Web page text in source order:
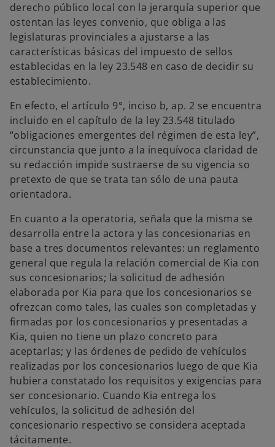
derecho público local con la jerarquía superior que
ostentan las leyes convenio, que obliga a las
legislaturas provinciales a ajustarse a las
características básicas del impuesto de sellos
establecidas en la ley 23.548 en caso de decidir su
establecimiento.
En efecto, el artículo 9°, inciso b, ap. 2 se encuentra
incluido en el capítulo de la ley 23.548 titulado
“obligaciones emergentes del régimen de esta ley”,
circunstancia que junto a la inequívoca claridad de
su redacción impide sustraerse de su vigencia so
pretexto de que se trata tan sólo de una pauta
orientadora.
En cuanto a la operatoria, señala que la misma se
desarrolla entre la actora y las concesionarias en
base a tres documentos relevantes: un reglamento
general que regula la relación comercial de Kia con
sus concesionarios; la solicitud de adhesión
elaborada por Kia para que los concesionarios se
ofrezcan como tales, las cuales son completadas y
firmadas por los concesionarios y presentadas a
Kia, quien no tiene un plazo concreto para
aceptarlas; y las órdenes de pedido de vehículos
realizadas por los concesionarios luego de que Kia
hubiera constatado los requisitos y exigencias para
ser concesionario. Cuando Kia entrega los
vehículos, la solicitud de adhesión del
concesionario respectivo se considera aceptada
tácitamente.